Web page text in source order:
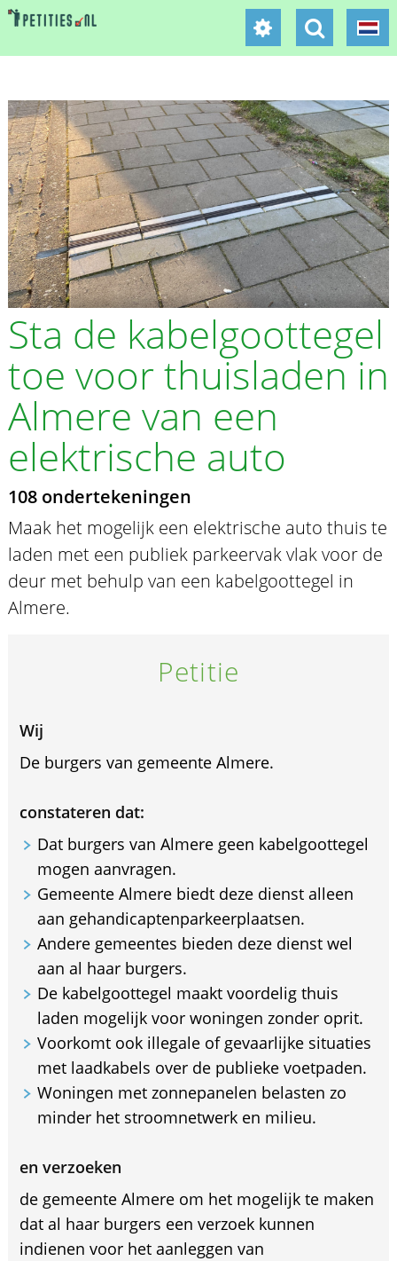
Sta de kabelgoottegel
toe voor thuisladen in
Almere van een
elektrische auto
108 ondertekeningen
Maak het mogelijk een elektrische auto thuis te
laden met een publiek parkeervak vlak voor de
deur met behulp van een kabelgoottegel in
Almere.
Petitie
Wij
De burgers van gemeente Almere.
constateren dat:
Dat burgers van Almere geen kabelgoottegel
mogen aanvragen.
Gemeente Almere biedt deze dienst alleen
aan gehandicaptenparkeerplaatsen.
Andere gemeentes bieden deze dienst wel
aan al haar burgers.
De kabelgoottegel maakt voordelig thuis
laden mogelijk voor woningen zonder oprit.
Voorkomt ook illegale of gevaarlijke situaties
met laadkabels over de publieke voetpaden.
Woningen met zonnepanelen belasten zo
minder het stroomnetwerk en milieu.
en verzoeken
de gemeente Almere om het mogelijk te maken
dat al haar burgers een verzoek kunnen
indienen voor het aanleggen van